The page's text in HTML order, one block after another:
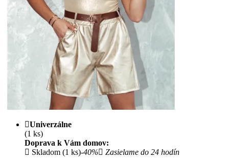
Univerzálne
(1 ks)
Doprava k Vám domov:
Skladom (1 ks)-40%
Zasielame do 24 hodín